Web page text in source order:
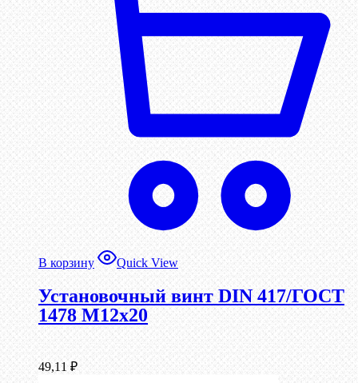
В корзину Quick View
Установочный винт DIN 417/ГОСТ
1478 М12х20
49,11 ₽